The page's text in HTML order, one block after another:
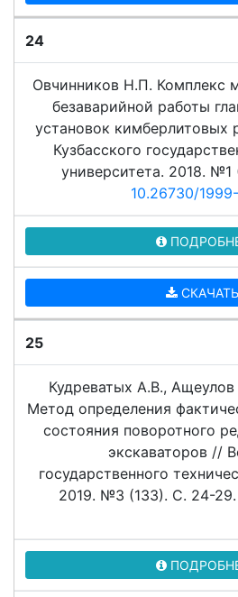
24
Овчинников Н.П. Комплекс
безаварийной работы
установок кимберлитовых
Кузбасского
университета. 2018. №1
10.26730/
СКАЧАТЬ
25
Кудреватых А.В.,
Метод определения
состояния поворотного
экскаваторов //
государственного
2019. №3 (133). C. 24-